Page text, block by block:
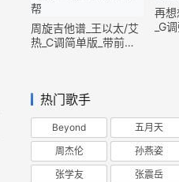
周旋吉他谱_王以太/艾
热_C调简单版_带前奏
再想
_G
热门歌手
Beyond 五月天
周杰伦 孙燕姿
张学友 张震岳